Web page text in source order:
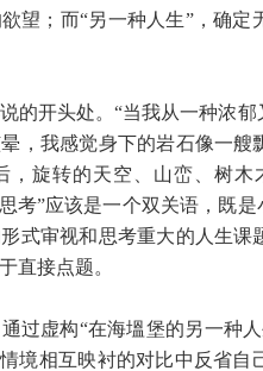
望；而“另一种人生”，确
的开头处。“当我从一种浓
，我感觉身下的岩石像一艘
，旋转的天空、山峦、树
”应该是一个双关语，既是
式审视和思考重大的人生
直接点题。
过虚构“在海塭堡的另一种
境相互映衬的对比中反省